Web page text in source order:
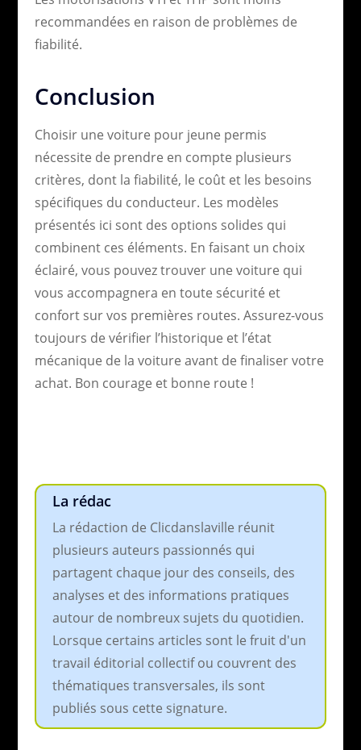
recommandées en raison de problèmes de
fiabilité.
Conclusion
Choisir une voiture pour jeune permis
nécessite de prendre en compte plusieurs
critères, dont la fiabilité, le coût et les besoins
spécifiques du conducteur. Les modèles
présentés ici sont des options solides qui
combinent ces éléments. En faisant un choix
éclairé, vous pouvez trouver une voiture qui
vous accompagnera en toute sécurité et
confort sur vos premières routes. Assurez-vous
toujours de vérifier l’historique et l’état
mécanique de la voiture avant de finaliser votre
achat. Bon courage et bonne route !
La rédac
La rédaction de Clicdanslaville réunit
plusieurs auteurs passionnés qui
partagent chaque jour des conseils, des
analyses et des informations pratiques
autour de nombreux sujets du quotidien.
Lorsque certains articles sont le fruit d'un
travail éditorial collectif ou couvrent des
thématiques transversales, ils sont
publiés sous cette signature.